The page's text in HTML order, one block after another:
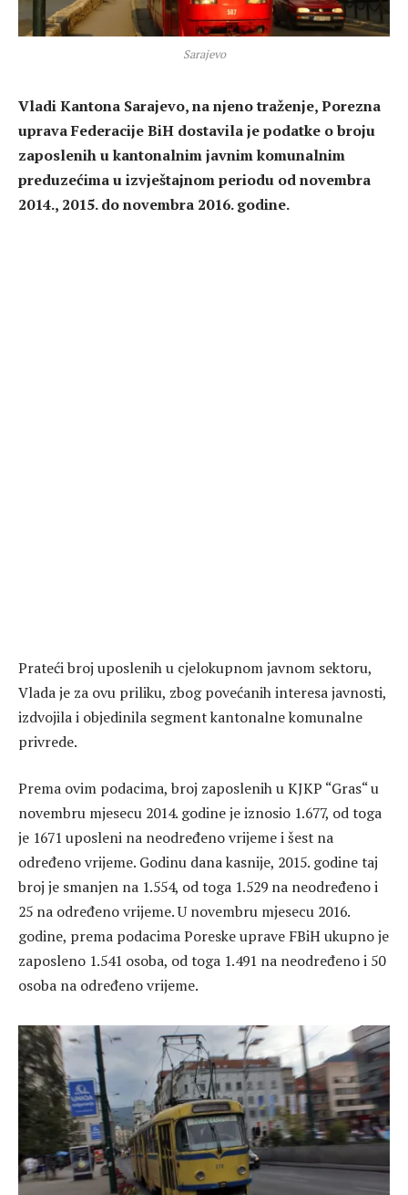
Sarajevo
Vladi Kantona Sarajevo, na njeno traženje, Porezna
uprava Federacije BiH dostavila je podatke o broju
zaposlenih u kantonalnim javnim komunalnim
preduzećima u izvještajnom periodu od novembra
2014., 2015. do novembra 2016. godine.
Prateći broj uposlenih u cjelokupnom javnom sektoru,
Vlada je za ovu priliku, zbog povećanih interesa javnosti,
izdvojila i objedinila segment kantonalne komunalne
privrede.
Prema ovim podacima, broj zaposlenih u KJKP “Gras“ u
novembru mjesecu 2014. godine je iznosio 1.677, od toga
je 1671 uposleni na neodređeno vrijeme i šest na
određeno vrijeme. Godinu dana kasnije, 2015. godine taj
broj je smanjen na 1.554, od toga 1.529 na neodređeno i
25 na određeno vrijeme. U novembru mjesecu 2016.
godine, prema podacima Poreske uprave FBiH ukupno je
zaposleno 1.541 osoba, od toga 1.491 na neodređeno i 50
osoba na određeno vrijeme.